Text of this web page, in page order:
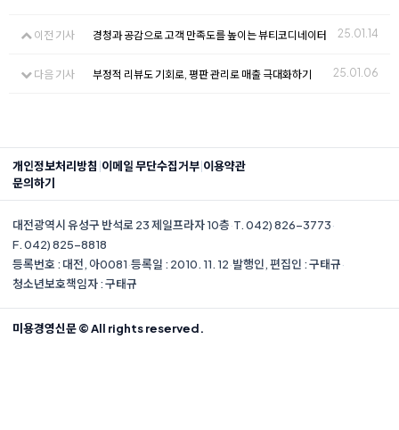
이전 기사 경청과 공감으로 고객 만족도를 높이는 뷰티코디네이터 25.01.14
다음 기사 부정적 리뷰도 기회로, 평판 관리로 매출 극대화하기 25.01.06
개인정보처리방침 |이메일 무단수집거부|이용약관
문의하기
대전광역시 유성구 반석로 23 제일프라자 10층·T. 042) 826-3773·
F. 042) 825-8818
등록번호 : 대전, 아0081·등록일 : 2010. 11. 12·발행인, 편집인 : 구태규·
청소년보호책임자 : 구태규
미용경영신문 © All rights reserved.